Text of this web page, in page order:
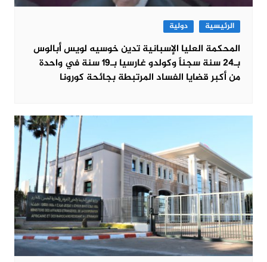
الرئيسية دولية
المحكمة العليا الإسبانية تدين خوسيه لويس أبالوس
بـ24 سنة سجناً وكولدو غارسيا بـ19 سنة في واحدة
من أكبر قضايا الفساد المرتبطة بجائحة كورونا